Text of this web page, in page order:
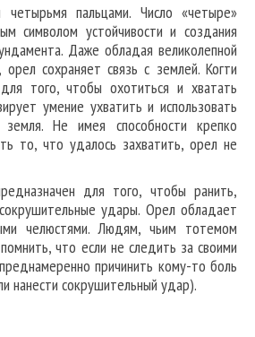
пальцами. Число «четыре»
символом устойчивости и создания
Даже обладая великолепной
орел сохраняет связь с землей. Когти
того, чтобы охотиться и хватать
умение ухватить и использовать
Не имея способности крепко
то, что удалось захватить, орел не
для того, чтобы ранить,
удары. Орел обладает
челюстями. Людям, чьим тотемом
что если не следить за своими
причинить кому-то боль
нанести сокрушительный удар).